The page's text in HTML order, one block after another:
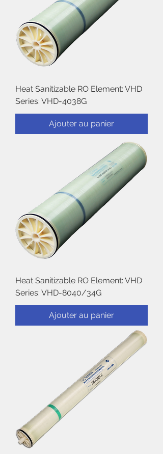
Heat Sanitizable RO Element: VHD
Series: VHD-4038G
Ajouter au panier
Heat Sanitizable RO Element: VHD
Series: VHD-8040/34G
Ajouter au panier